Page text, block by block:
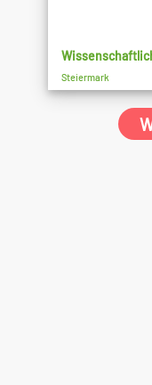
Steiermark